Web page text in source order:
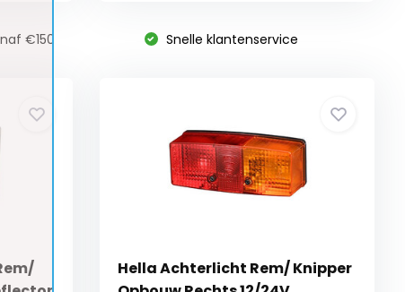
€150 Snelle klantenservice
Hella Achterlicht Rem/ Knipper